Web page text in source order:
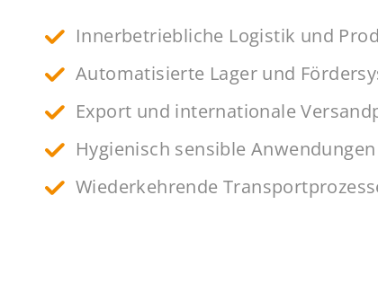
Innerbetriebliche Logistik und
Automatisierte Lager und
Export und internationale
Hygienisch sensible Anwendungen
Wiederkehrende